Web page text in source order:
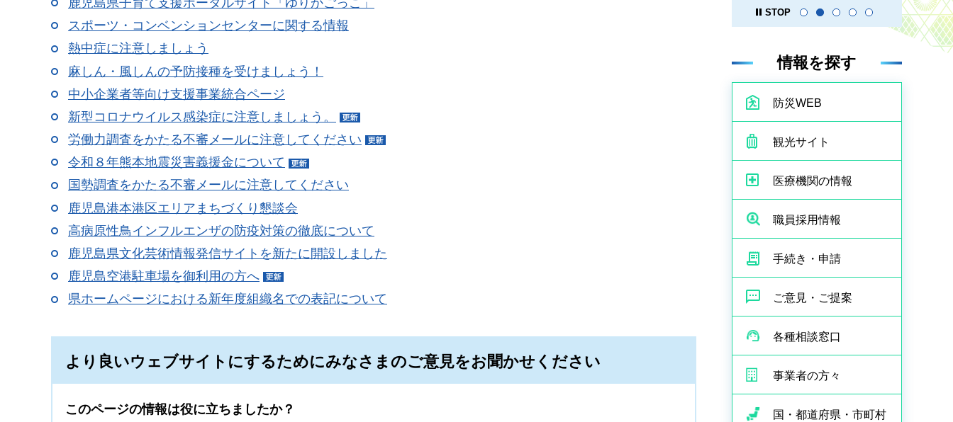
スポーツ・コンベンションセンターに関する情報
熱中症に注意しましょう
麻しん・風しんの予防接種を受けましょう！
中小企業者等向け支援事業統合ページ
新型コロナウイルス感染症に注意しましょう。
労働力調査をかたる不審メールに注意してください
令和８年熊本地震災害義援金について
国勢調査をかたる不審メールに注意してください
鹿児島港本港区エリアまちづくり懇談会
高病原性鳥インフルエンザの防疫対策の徹底について
鹿児島県文化芸術情報発信サイトを新たに開設しました
鹿児島空港駐車場を御利用の方へ
県ホームページにおける新年度組織名での表記について
より良いウェブサイトにするためにみなさまのご意見をお聞かせください
このページの情報は役に立ちましたか？
STOP
情報を探す
防災WEB
観光サイト
医療機関の情報
職員採用情報
手続き・申請
ご意見・ご提案
各種相談窓口
事業者の方々
国・都道府県・市町村